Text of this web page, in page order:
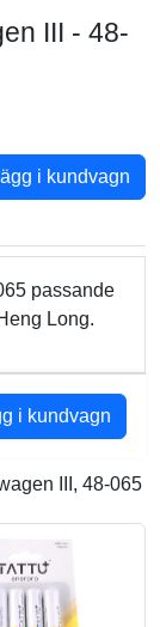
III - 48-
i kundvagn
passande
Long.
i kundvagn
III, 48-065